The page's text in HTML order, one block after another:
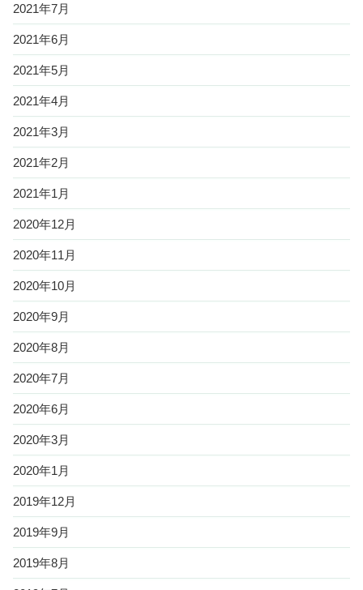
2021年7月
2021年6月
2021年5月
2021年4月
2021年3月
2021年2月
2021年1月
2020年12月
2020年11月
2020年10月
2020年9月
2020年8月
2020年7月
2020年6月
2020年3月
2020年1月
2019年12月
2019年9月
2019年8月